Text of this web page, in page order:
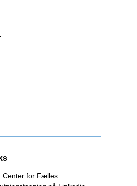
Center for Fælles